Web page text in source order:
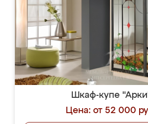
Шкаф-купе
Цена: от 52 000